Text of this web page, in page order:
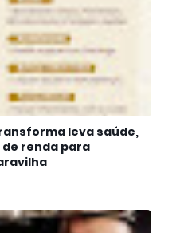
leva saúde,
renda para